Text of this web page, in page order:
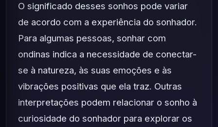
O significado desses sonhos pode variar
de acordo com a experiência do sonhador.
Para algumas pessoas, sonhar com
ondinas indica a necessidade de conectar-
se à natureza, às suas emoções e às
vibrações positivas que ela traz. Outras
interpretações podem relacionar o sonho à
curiosidade do sonhador para explorar os